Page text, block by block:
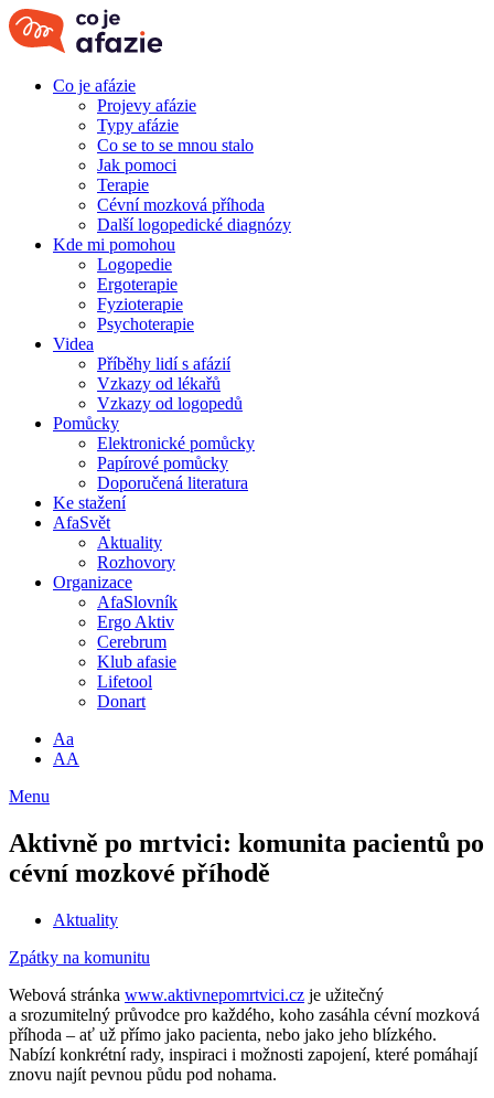
Co je afázie
Projevy afázie
Typy afázie
Co se to se mnou stalo
Jak pomoci
Terapie
Cévní mozková příhoda
Další logopedické diagnózy
Kde mi pomohou
Logopedie
Ergoterapie
Fyzioterapie
Psychoterapie
Videa
Příběhy lidí s afázií
Vzkazy od lékařů
Vzkazy od logopedů
Pomůcky
Elektronické pomůcky
Papírové pomůcky
Doporučená literatura
Ke stažení
AfaSvět
Aktuality
Rozhovory
Organizace
AfaSlovník
Ergo Aktiv
Cerebrum
Klub afasie
Lifetool
Donart
Aa
AA
Menu
Aktivně po mrtvici: komunita pacientů po
cévní mozkové příhodě
Aktuality
Zpátky na komunitu
Webová stránka www.aktivnepomrtvici.cz je užitečný
a srozumitelný průvodce pro každého, koho zasáhla cévní mozková
příhoda – ať už přímo jako pacienta, nebo jako jeho blízkého.
Nabízí konkrétní rady, inspiraci i možnosti zapojení, které pomáhají
znovu najít pevnou půdu pod nohama.